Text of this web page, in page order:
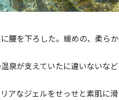
腰を下ろした。緩めの、柔ら
泉が支えていたに違いないな
アなジェルをせっせと素肌に滑